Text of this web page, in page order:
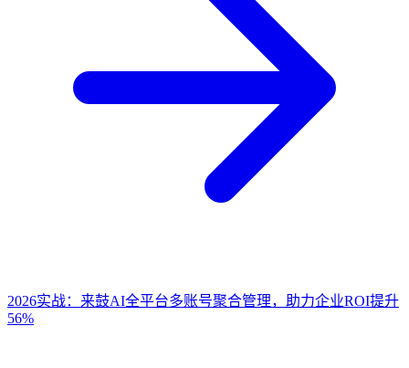
2026实战：来鼓AI全平台多账号聚合管理，助力企业ROI提升
56%